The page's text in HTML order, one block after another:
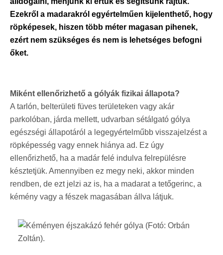
Ezekről a madarakról egyértelműen kijelenthető, hogy
röpképesek, hiszen több méter magasan pihenek,
ezért nem szükséges és nem is lehetséges befogni
őket.
Miként ellenőrizhető a gólyák fizikai állapota?
A tarlón, belterületi füves területeken vagy akár
parkolóban, járda mellett, udvarban sétálgató gólya
egészségi állapotáról a legegyértelműbb visszajelzést a
röpképesség vagy ennek hiánya ad. Ez úgy
ellenőrizhető, ha a madár felé indulva felrepülésre
késztetjük. Amennyiben ez megy neki, akkor minden
rendben, de ezt jelzi az is, ha a madarat a tetőgerinc, a
kémény vagy a fészek magasában állva látjuk.